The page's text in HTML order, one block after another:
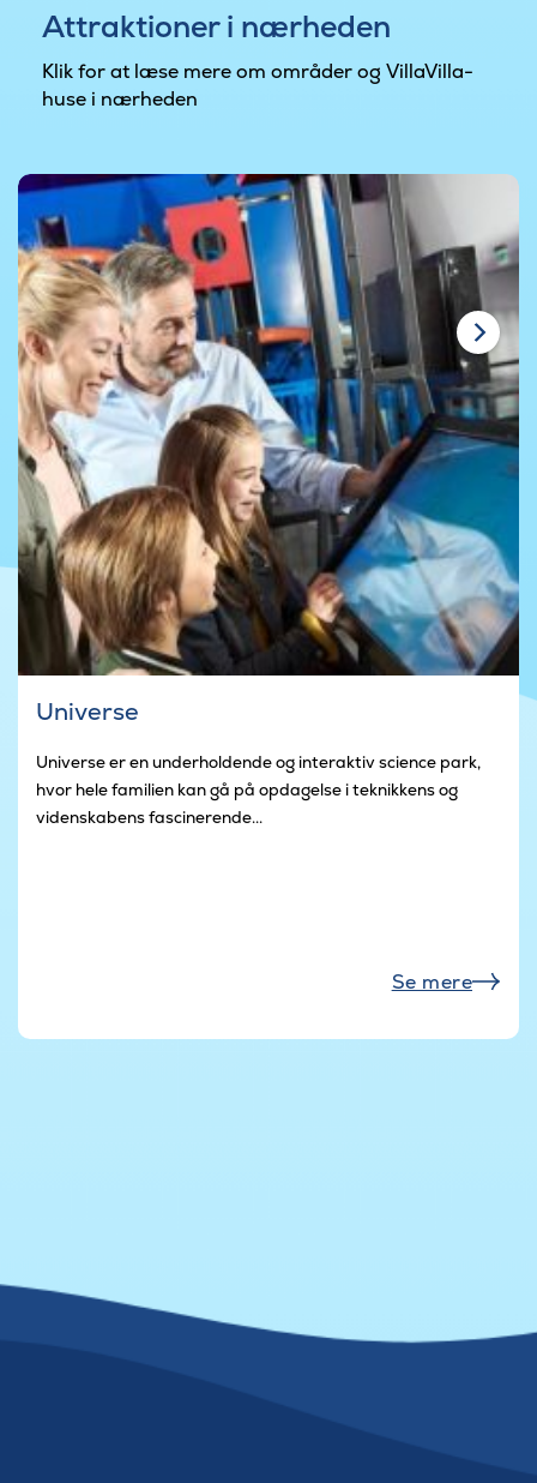
Attraktioner i nærheden
Klik for at læse mere om områder og VillaVilla-
huse i nærheden
Universe
Universe er en underholdende og interaktiv science park,
hvor hele familien kan gå på opdagelse i teknikkens og
videnskabens fascinerende...
Se mere